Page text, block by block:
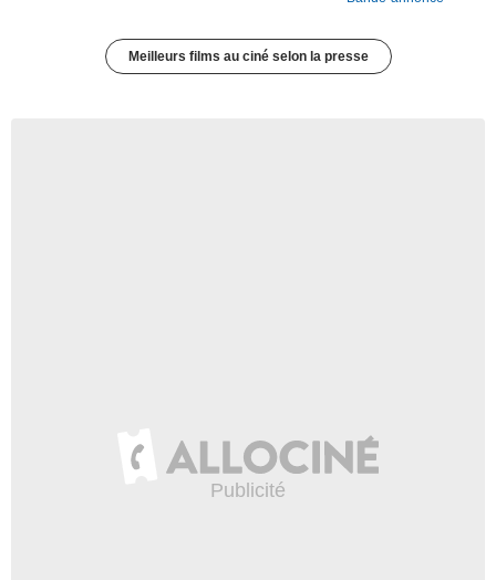
Meilleurs films au ciné selon la presse